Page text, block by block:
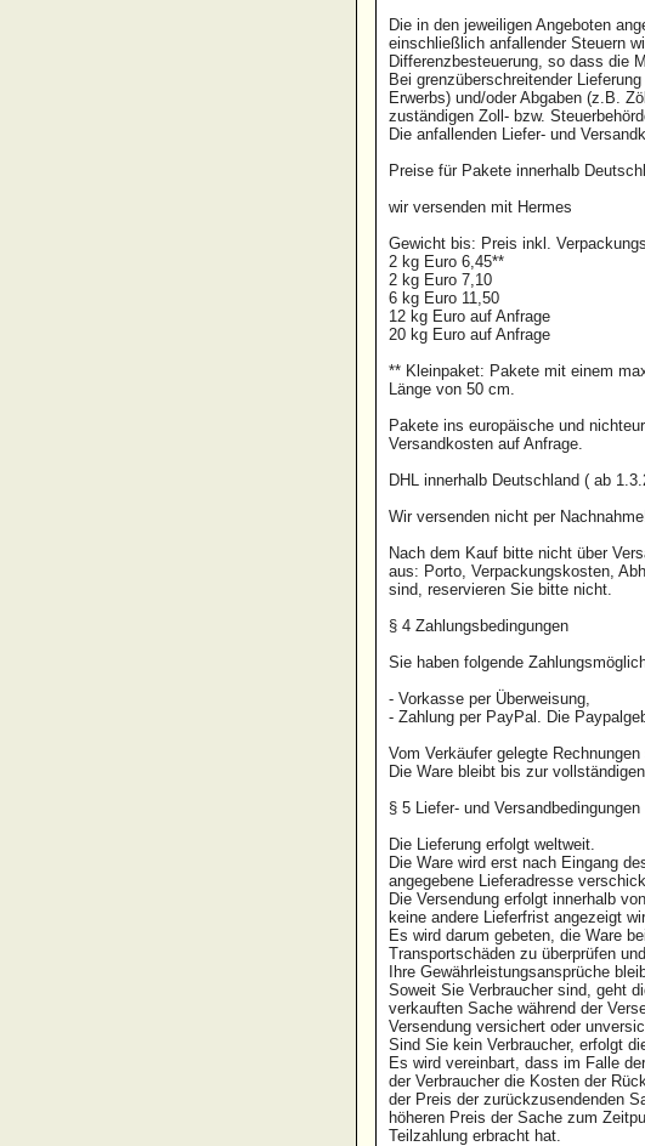
Die in den jeweiligen Angeboten
einschließlich anfallender Steuern
Differenzbesteuerung, so dass die
Bei grenzüberschreitender
Erwerbs) und/oder Abgaben (z.B.
zuständigen Zoll- bzw.
Die anfallenden Liefer- und
Preise für Pakete innerhalb
wir versenden mit Hermes
Gewicht bis: Preis inkl.
2 kg Euro 6,45**
2 kg Euro 7,10
6 kg Euro 11,50
12 kg Euro auf Anfrage
20 kg Euro auf Anfrage
** Kleinpaket: Pakete mit einem
Länge von 50 cm.
Pakete ins europäische und
Versandkosten auf Anfrage.
DHL innerhalb Deutschland ( ab
Wir versenden nicht per
Nach dem Kauf bitte nicht über
aus: Porto, Verpackungskosten,
sind, reservieren Sie bitte nicht.
§ 4 Zahlungsbedingungen
Sie haben folgende
- Vorkasse per Überweisung,
- Zahlung per PayPal. Die
Vom Verkäufer gelegte
Die Ware bleibt bis zur
§ 5 Liefer- und Versandbedingungen
Die Lieferung erfolgt weltweit.
Die Ware wird erst nach Eingang
angegebene Lieferadresse
Die Versendung erfolgt innerhalb
keine andere Lieferfrist angezeigt
Es wird darum gebeten, die Ware
Transportschäden zu überprüfen
Ihre Gewährleistungsansprüche
Soweit Sie Verbraucher sind, geht
verkauften Sache während der
Versendung versichert oder
Sind Sie kein Verbraucher, erfolgt
Es wird vereinbart, dass im Falle
der Verbraucher die Kosten der
der Preis der zurückzusendenden
höheren Preis der Sache zum
Teilzahlung erbracht hat.